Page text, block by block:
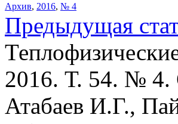
Архив, 2016, № 4
Предыдущая
2016. Т. 54. № 4.
Атабаев И.Г.,